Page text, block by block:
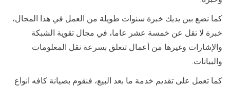
كما نضع بين يديك خبرة سنوات طويلة من العمل في هذا المجال،
خبرة لا تقل عن خمسة عشر عاما، في مجال تقوية الشبكة
والإشارات وغيرها من أعمال تتعلق بسرعة نقل المعلومات
والبيانات.
كما تعمل على تقديم خدمة ما بعد البيع، فنقوم بصيانة كافه انواع